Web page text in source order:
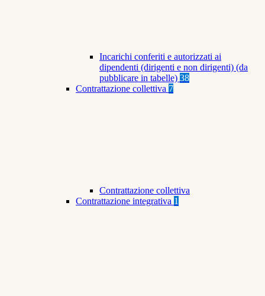
Incarichi conferiti e autorizzati ai
dipendenti (dirigenti e non dirigenti) (da
pubblicare in tabelle) 38
Contrattazione collettiva 7
Contrattazione collettiva
Contrattazione integrativa 1